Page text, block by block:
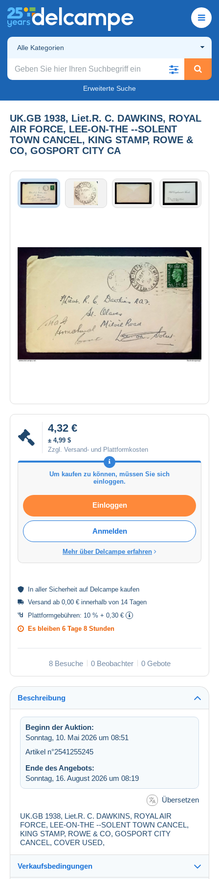
Alle Kategorien
Erweiterte Suche
UK.GB 1938, Liet.R. C. DAWKINS, ROYAL
AIR FORCE, LEE-ON-THE --SOLENT
TOWN CANCEL, KING STAMP, ROWE &
CO, GOSPORT CITY CA
4,32 €
± 4,99 $
Zzgl. Versand- und Plattformkosten
Um kaufen zu können, müssen Sie sich
einloggen.
Einloggen
Anmelden
Mehr über Delcampe erfahren
In aller Sicherheit auf Delcampe kaufen
Versand ab 0,00 € innerhalb von 14 Tagen
Plattformgebühren: 10 % + 0,30 €
Es bleiben 6 Tage 8 Stunden
8 Besuche 0 Beobachter 0 Gebote
Beschreibung
Beginn der Auktion:
Sonntag, 10. Mai 2026 um 08:51
Artikel n°2541255245
Ende des Angebots:
Sonntag, 16. August 2026 um 08:19
Übersetzen
UK.GB 1938, Liet.R. C. DAWKINS, ROYAL AIR
FORCE, LEE-ON-THE --SOLENT TOWN CANCEL,
KING STAMP, ROWE & CO, GOSPORT CITY
CANCEL, COVER USED,
Verkaufsbedingungen